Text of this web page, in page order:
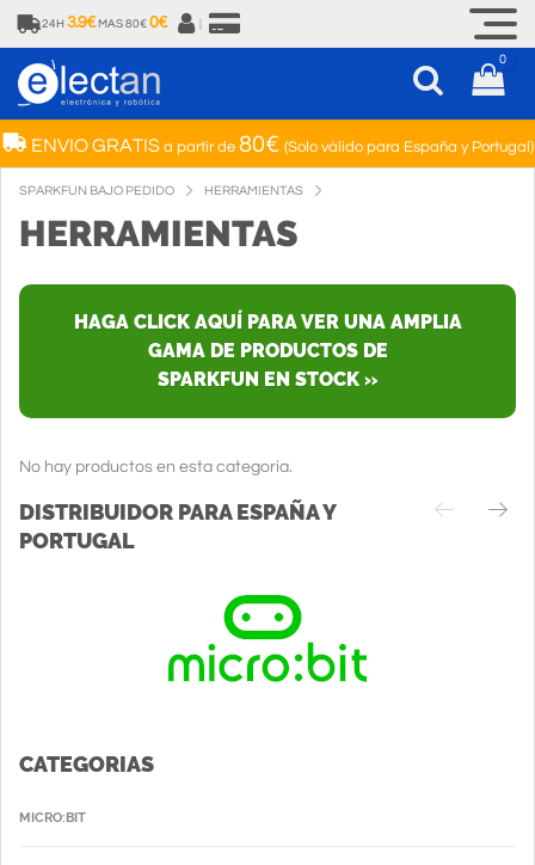
24H 3.9€ MAS 80€ 0€
0
ENVIO GRATISa partir de 80€ (Solo válido para España y Portugal)
SPARKFUN BAJO PEDIDO HERRAMIENTAS
HERRAMIENTAS
HAGA CLICK AQUÍ PARA VER UNA AMPLIA
GAMA DE PRODUCTOS DE
SPARKFUN EN STOCK »
No hay productos en esta categoria.
DISTRIBUIDOR PARA ESPAÑA Y
PORTUGAL
CATEGORIAS
MICRO:BIT